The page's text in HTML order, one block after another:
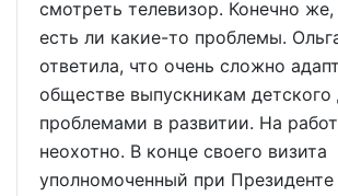
смотреть телевизор. Конечно же,
есть ли какие-то проблемы.
ответила, что очень сложно
обществе выпускникам детского
проблемами в развитии. На
неохотно. В конце своего визита
уполномоченный при